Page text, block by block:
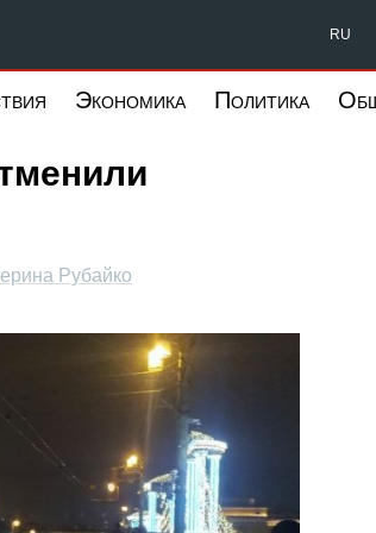
Запад RU
Экономика Политика
Рубайко